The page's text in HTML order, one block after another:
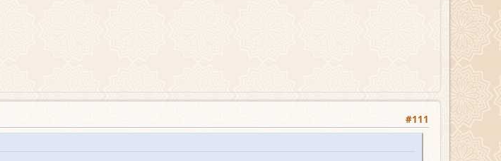
#111